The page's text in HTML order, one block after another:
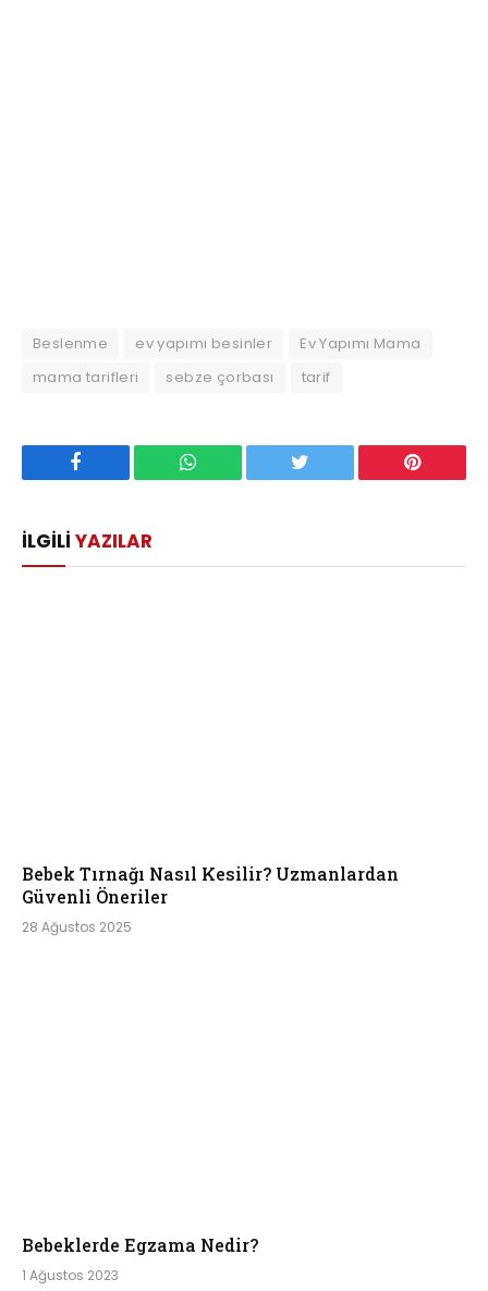
Beslenme ev yapımı besinler
Ev Yapımı Mama
mama tarifleri
sebze çorbası tarif
WhatsApp Pinterest
İLGILI YAZILAR
Bebek Tırnağı Nasıl Kesilir? Uzmanlardan
Güvenli Öneriler
28 Ağustos 2025
Bebeklerde Egzama Nedir?
1 Ağustos 2023